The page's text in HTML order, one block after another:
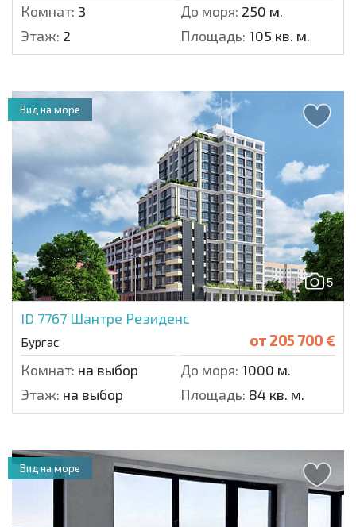
Комнат: 3 До моря: 250 м.
Этаж: 2 Площадь: 105 кв. м.
5
ID 7767 Шантре Резиденс
Бургас от 205 700 €
Комнат: на выбор До моря: 1000 м.
Этаж: на выбор Площадь: 84 кв. м.
Вид на море
Вид на море